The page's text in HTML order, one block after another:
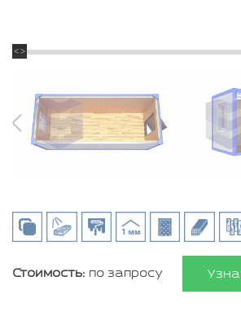
Стоимость: по запросу